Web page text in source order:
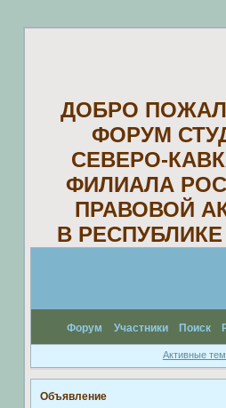
ДОБРО
ФОРУМ
СЕВЕРО-
ФИЛИАЛА
ПРАВОВОЙ
В
Форум Участники Поиск
Активные
Объявление